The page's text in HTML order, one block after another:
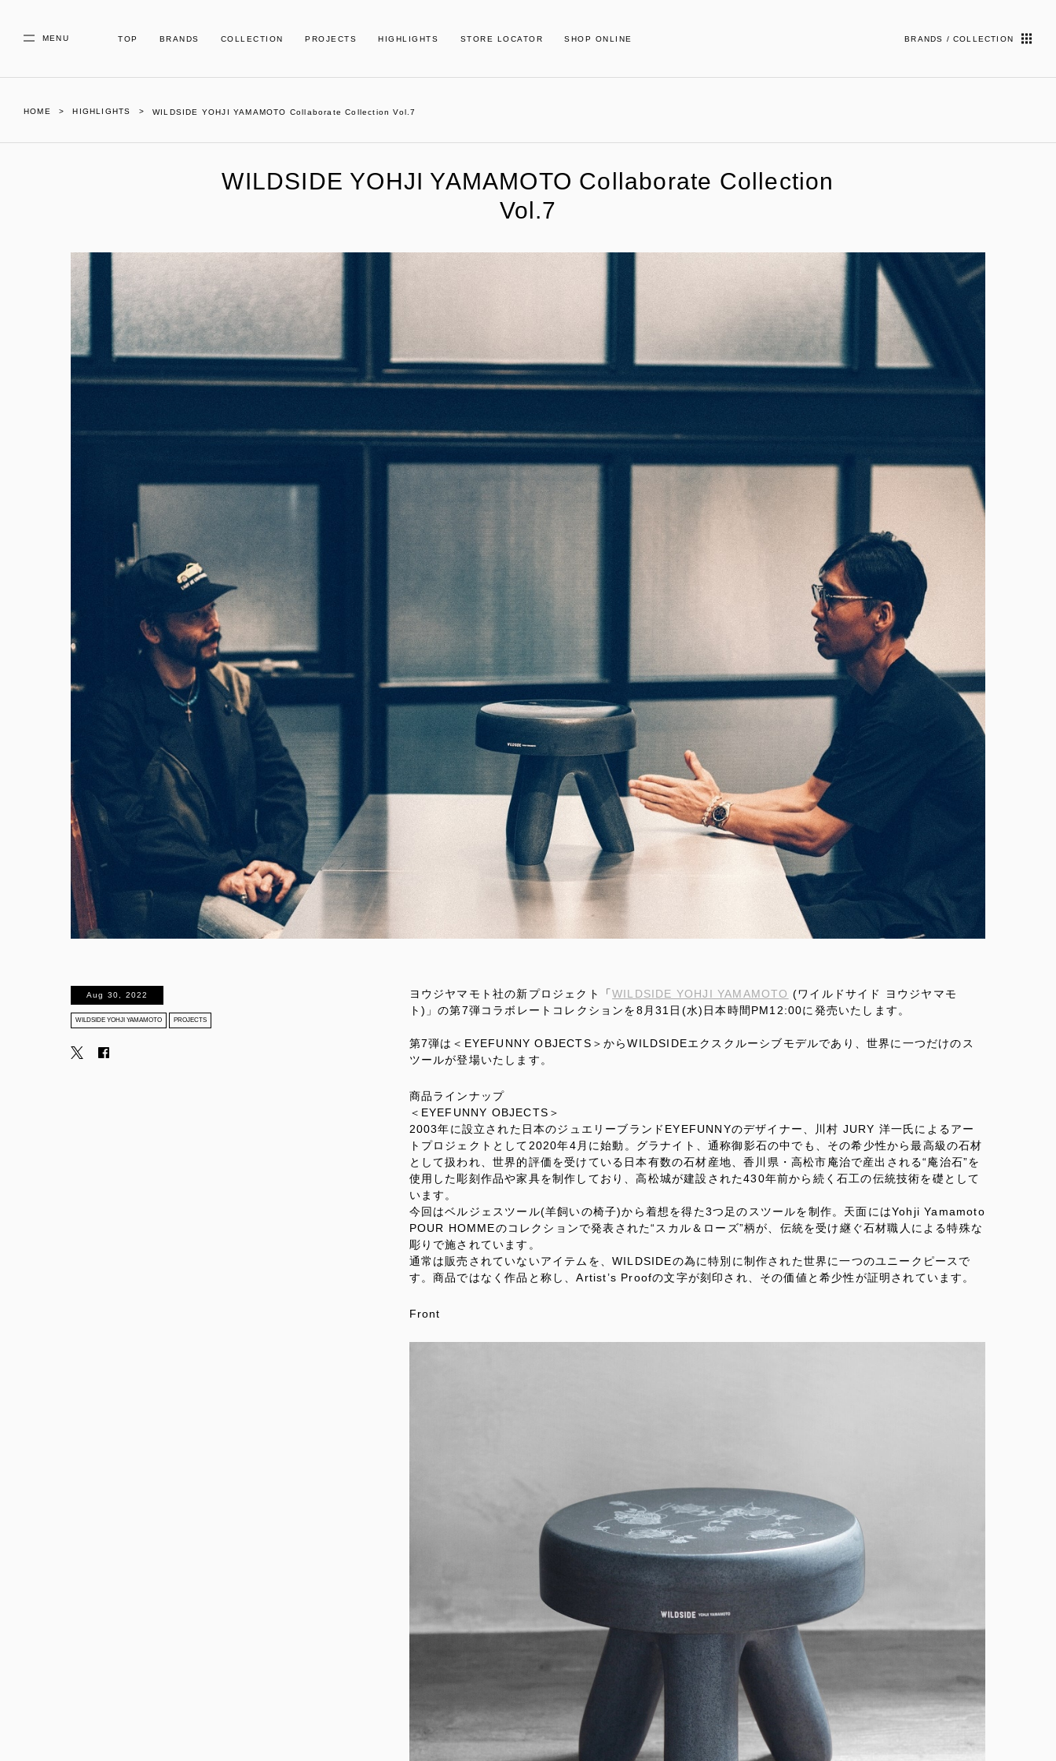
MENU TOP BRANDS COLLECTION PROJECTS HIGHLIGHTS STORE LOCATOR SHOP ONLINE BRANDS / COLLECTION
HOME HIGHLIGHTS WILDSIDE YOHJI YAMAMOTO Collaborate Collection Vol.7
WILDSIDE YOHJI YAMAMOTO Collaborate Collection
Vol.7
ヨウジヤマモト社の新プロジェクト「WILDSIDE YOHJI YAMAMOTO (ワイルドサイド ヨウジヤマモ
ト)」の第7弾コラボレートコレクションを8月31日(水)日本時間PM12:00に発売いたします。
第7弾は＜EYEFUNNY OBJECTS＞からWILDSIDEエクスクルーシブモデルであり、世界に一つだけのス
ツールが登場いたします。
商品ラインナップ
＜EYEFUNNY OBJECTS＞
2003年に設立された日本のジュエリーブランドEYEFUNNYのデザイナー、川村 JURY 洋一氏によるアー
トプロジェクトとして2020年4月に始動。グラナイト、通称御影石の中でも、その希少性から最高級の石材
として扱われ、世界的評価を受けている日本有数の石材産地、香川県・高松市庵治で産出される“庵治石”を
使用した彫刻作品や家具を制作しており、高松城が建設された430年前から続く石工の伝統技術を礎として
います。
今回はベルジェスツール(羊飼いの椅子)から着想を得た3つ足のスツールを制作。天面にはYohji Yamamoto
POUR HOMMEのコレクションで発表された“スカル＆ローズ”柄が、伝統を受け継ぐ石材職人による特殊な
彫りで施されています。
通常は販売されていないアイテムを、WILDSIDEの為に特別に制作された世界に一つのユニークピースで
す。商品ではなく作品と称し、Artist’s Proofの文字が刻印され、その価値と希少性が証明されています。
Front
Aug 30, 2022
WILDSIDE YOHJI YAMAMOTO PROJECTS